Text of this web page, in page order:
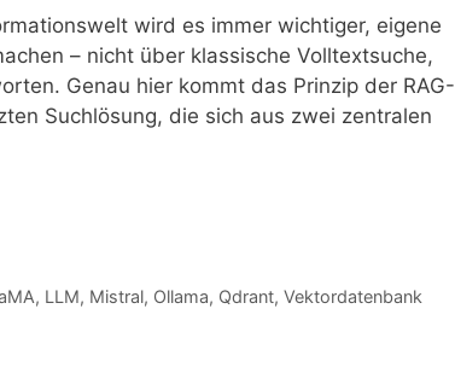
wird es immer wichtiger, eigene
– nicht über klassische Volltextsuche,
Genau hier kommt das Prinzip der RAG-
Suchlösung, die sich aus zwei zentralen
, LLM, Mistral, Ollama, Qdrant, Vektordatenbank